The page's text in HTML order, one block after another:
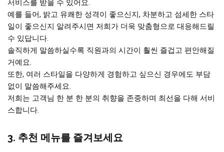
서비스를 받을 수 있어요.
예를 들어, 밝고 유쾌한 성격이 좋으신지, 차분하고 섬세한 스타
일이 좋으신지 알려주시면 저희가 더욱 맞춤형으로 대응해드릴
수 있답니다.
솔직하게 말씀하실수록 직원과의 시간이 훨씬 즐겁고 편안해질
거예요.
또한, 여러 스타일을 다양하게 경험하고 싶으신 경우에도 부담
없이 말씀해주세요.
저희는 고객님 한 분 한 분의 취향을 존중하며 최선을 다해 서비
스합니다.
3. 추천 메뉴를 즐겨보세요